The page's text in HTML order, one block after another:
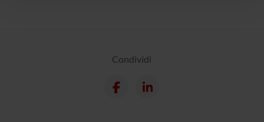
Condividi